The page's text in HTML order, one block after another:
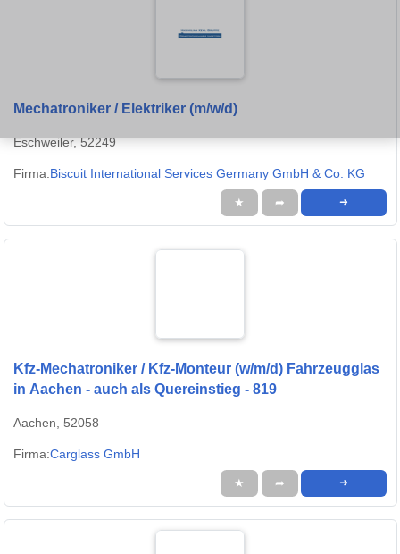
Mechatroniker / Elektriker (m/w/d)
Eschweiler, 52249
Firma:Biscuit International Services Germany GmbH & Co. KG
★ ➦ ➜
Kfz-Mechatroniker / Kfz-Monteur (w/m/d) Fahrzeugglas
in Aachen - auch als Quereinstieg - 819
Aachen, 52058
Firma:Carglass GmbH
★ ➦ ➜